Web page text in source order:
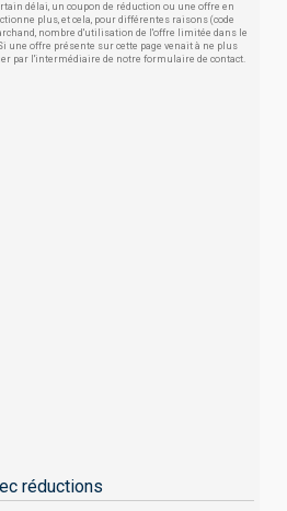
délai, un coupon de réduction ou une offre en
plus, et cela, pour différentes raisons (code
nombre d'utilisation de l'offre limitée dans le
une offre présente sur cette page venait à ne plus
par l'intermédiaire de notre formulaire de contact.
réductions